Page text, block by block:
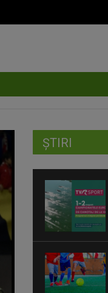
ȘTIRI